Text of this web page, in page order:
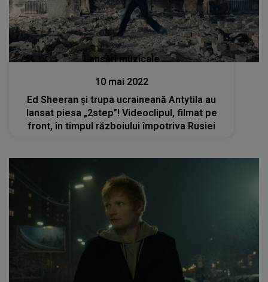
Lansări muzicale
10 mai 2022
Ed Sheeran și trupa ucraineană Antytila au
lansat piesa „2step”! Videoclipul, filmat pe
front, în timpul războiului împotriva Rusiei